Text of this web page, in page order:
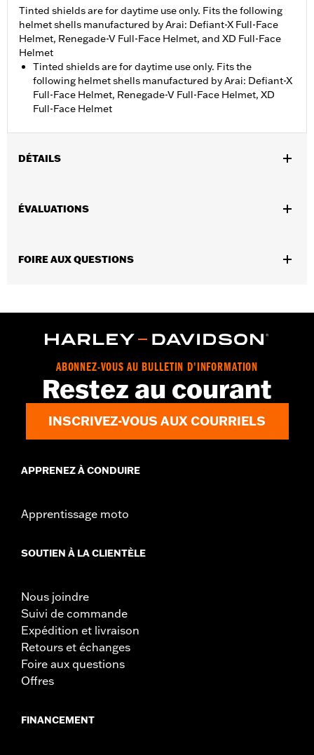
Tinted shields are for daytime use only. Fits the following
helmet shells manufactured by Arai: Defiant-X Full-Face
Helmet, Renegade-V Full-Face Helmet, and XD Full-Face
Helmet
Tinted shields are for daytime use only. Fits the
following helmet shells manufactured by Arai: Defiant-X
Full-Face Helmet, Renegade-V Full-Face Helmet, XD
Full-Face Helmet
DÉTAILS
Collection:Genuine MotorClothes
ÉVALUATIONS
FOIRE AUX QUESTIONS
ABONNEZ-VOUS AU BULLETIN D'INFORMATION
Restez au courant
INSCRIVEZ-VOUS AUX COURRIELS
APPRENEZ À CONDUIRE
Apprentissage moto
SOUTIEN À LA CLIENTÈLE
Nous joindre
Suivi de commande
Expédition et livraison
Retours et échanges
Foire aux questions
Offres
FINANCEMENT